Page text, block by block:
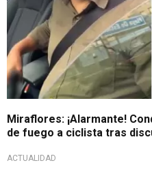
Miraflores: ¡Alarmante!
de fuego a ciclista tras
ACTUALIDAD